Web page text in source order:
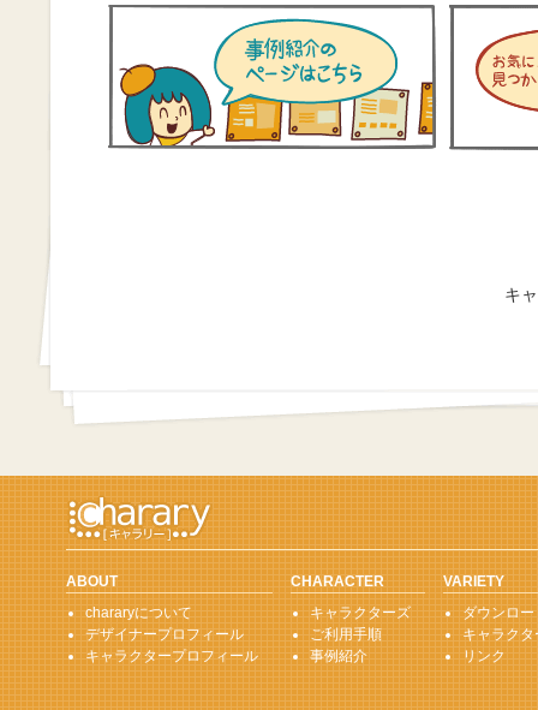
キ
ABOUT
chararyについて
デザイナープロフィール
キャラクタープロフィール
CHARACTER
キャラクターズ
ご利用手順
事例紹介
VARIETY
ダウンロ
キャラク
リンク